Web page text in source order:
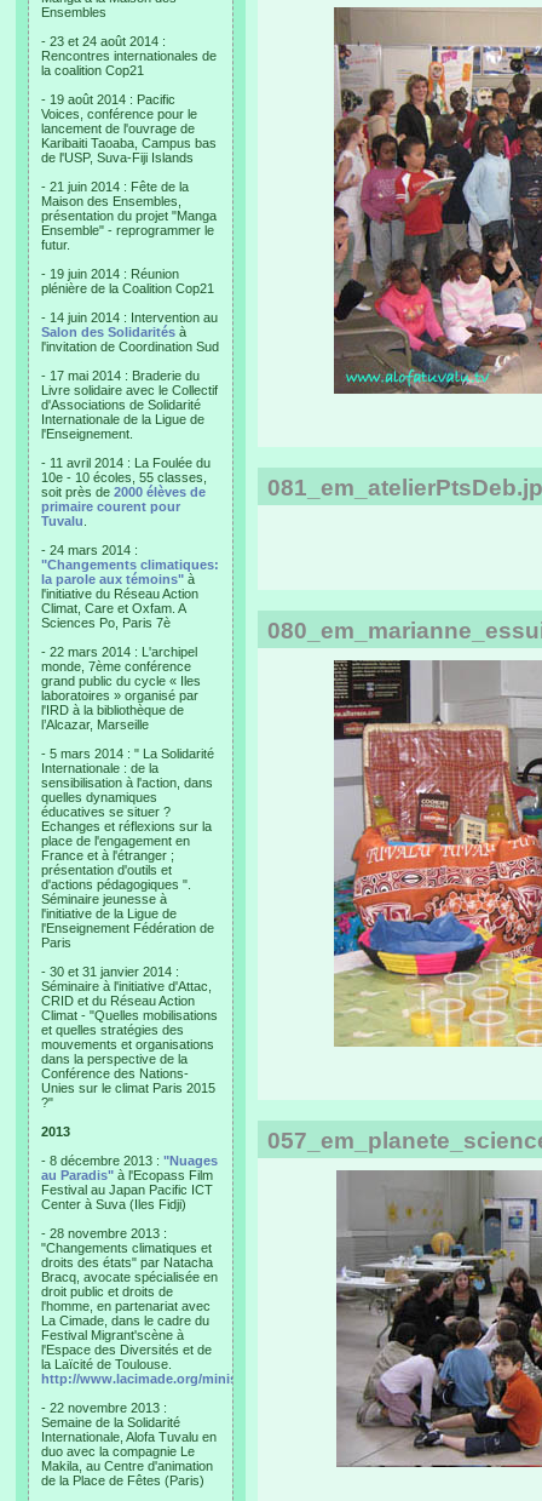
Ensembles
- 23 et 24 août 2014 :
Rencontres internationales de
la coalition Cop21
- 19 août 2014 : Pacific
Voices, conférence pour le
lancement de l'ouvrage de
Karibaiti Taoaba, Campus bas
de l'USP, Suva-Fiji Islands
- 21 juin 2014 : Fête de la
Maison des Ensembles,
présentation du projet "Manga
Ensemble" - reprogrammer le
futur.
- 19 juin 2014 : Réunion
plénière de la Coalition Cop21
- 14 juin 2014 : Intervention au
Salon des Solidarités à
l'invitation de Coordination Sud
- 17 mai 2014 : Braderie du
Livre solidaire avec le Collectif
d'Associations de Solidarité
Internationale de la Ligue de
l'Enseignement.
- 11 avril 2014 : La Foulée du
10e - 10 écoles, 55 classes,
soit près de 2000 élèves de
primaire courent pour
Tuvalu
- 24 mars 2014 :
"Changements climatiques:
la parole aux témoins" à
l'initiative du Réseau Action
Climat, Care et Oxfam. A
Sciences Po, Paris 7è
- 22 mars 2014 : L'archipel
monde, 7ème conférence
grand public du cycle « Iles
laboratoires » organisé par
l'IRD à la bibliothèque de
l’Alcazar, Marseille
- 5 mars 2014 : " La Solidarité
Internationale : de la
sensibilisation à l'action, dans
quelles dynamiques
éducatives se situer ?
Echanges et réflexions sur la
place de l'engagement en
France et à l'étranger ;
présentation d'outils et
d'actions pédagogiques ".
Séminaire jeunesse à
l'initiative de la Ligue de
l'Enseignement Fédération de
Paris
- 30 et 31 janvier 2014 :
Séminaire à l'initiative d'Attac,
CRID et du Réseau Action
Climat - "Quelles mobilisations
et quelles stratégies des
mouvements et organisations
dans la perspective de la
Conférence des Nations-
Unies sur le climat Paris 2015
?"
2013
- 8 décembre 2013 : "Nuages
au Paradis" à l'Ecopass Film
Festival au Japan Pacific ICT
Center à Suva (Iles Fidji)
- 28 novembre 2013 :
"Changements climatiques et
droits des états" par Natacha
Bracq, avocate spécialisée en
droit public et droits de
l'homme, en partenariat avec
La Cimade, dans le cadre du
Festival Migrant'scène à
l'Espace des Diversités et de
la Laïcité de Toulouse.
http://www.lacimade.org/minisites/migrantscene
- 22 novembre 2013 :
Semaine de la Solidarité
Internationale, Alofa Tuvalu en
duo avec la compagnie Le
Makila, au Centre d'animation
de la Place de Fêtes (Paris)